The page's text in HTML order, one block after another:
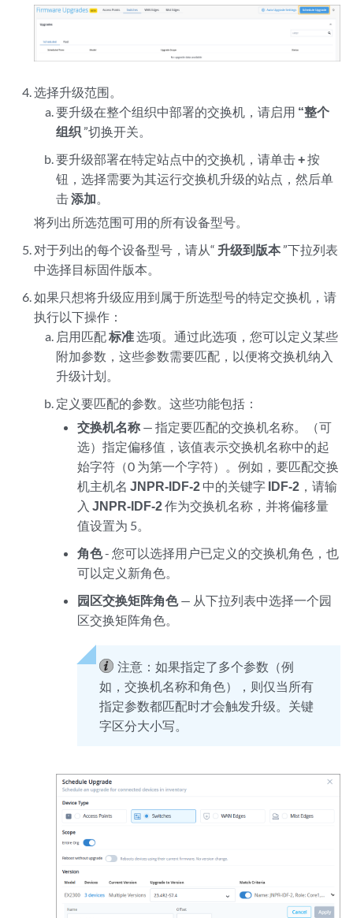
选择升级范围。
要升级在整个组织中部署的交换机，请启用 “整个
组织”切换开关。
要升级部署在特定站点中的交换机，请单击+按
钮，选择需要为其运行交换机升级的站点，然后单
击添加。
将列出所选范围可用的所有设备型号。
对于列出的每个设备型号，请从“ 升级到版本”下拉列表
中选择目标固件版本。
如果只想将升级应用到属于所选型号的特定交换机，请
执行以下操作：
启用匹配标准选项。通过此选项，您可以定义某些
附加参数，这些参数需要匹配，以便将交换机纳入
升级计划。
定义要匹配的参数。这些功能包括：
交换机名称 — 指定要匹配的交换机名称。（可
选）指定偏移值，该值表示交换机名称中的起
始字符（0 为第一个字符）。例如，要匹配交换
机主机名JNPR-IDF-2 中的关键字 IDF-2 ，请输
入JNPR-IDF-2作为交换机名称，并将偏移量
值设置为 5。
角色- 您可以选择用户已定义的交换机角色，也
可以定义新角色。
园区交换矩阵角色— 从下拉列表中选择一个园
区交换矩阵角色。
注意：如果指定了多个参数（例
如，交换机名称和角色），则仅当所有
指定参数都匹配时才会触发升级。关键
字区分大小写。